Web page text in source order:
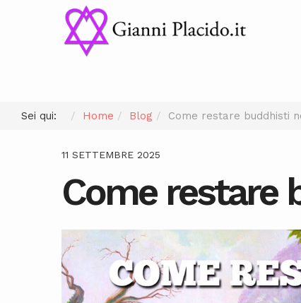
Sei qui: Home Blog Come restare buddhisti
11 SETTEMBRE 2025
Come restare